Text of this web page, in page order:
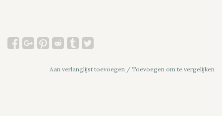
Aan verlanglijst toevoegen / Toevoegen om te vergelijken